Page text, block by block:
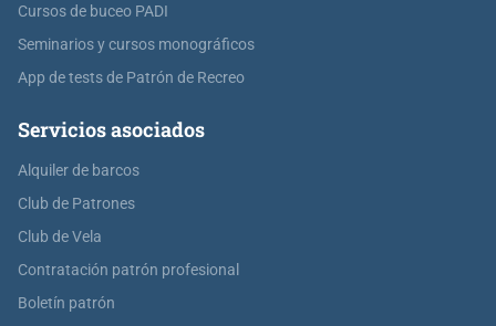
Cursos de buceo PADI
Seminarios y cursos monográficos
App de tests de Patrón de Recreo
Servicios asociados
Alquiler de barcos
Club de Patrones
Club de Vela
Contratación patrón profesional
Boletín patrón